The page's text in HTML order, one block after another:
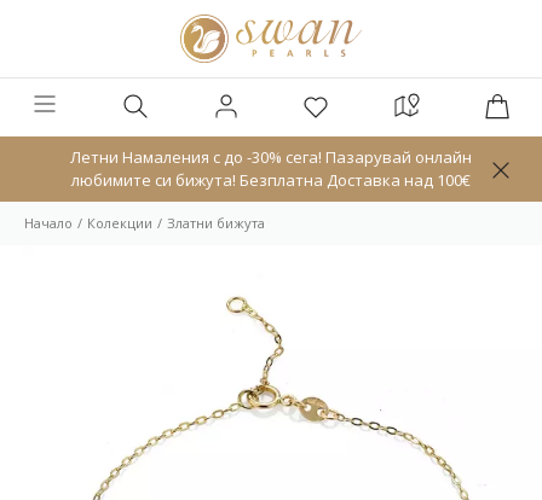
Летни Намаления с до -30% сега! Пазарувай онлайн
любимите си бижута! Безплатна Доставка над 100€
Начало Колекции Златни бижута